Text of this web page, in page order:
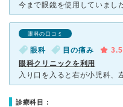
眼科の口コミ
眼科 目の痛み
3.5
眼科クリニックを利用
診療科目：